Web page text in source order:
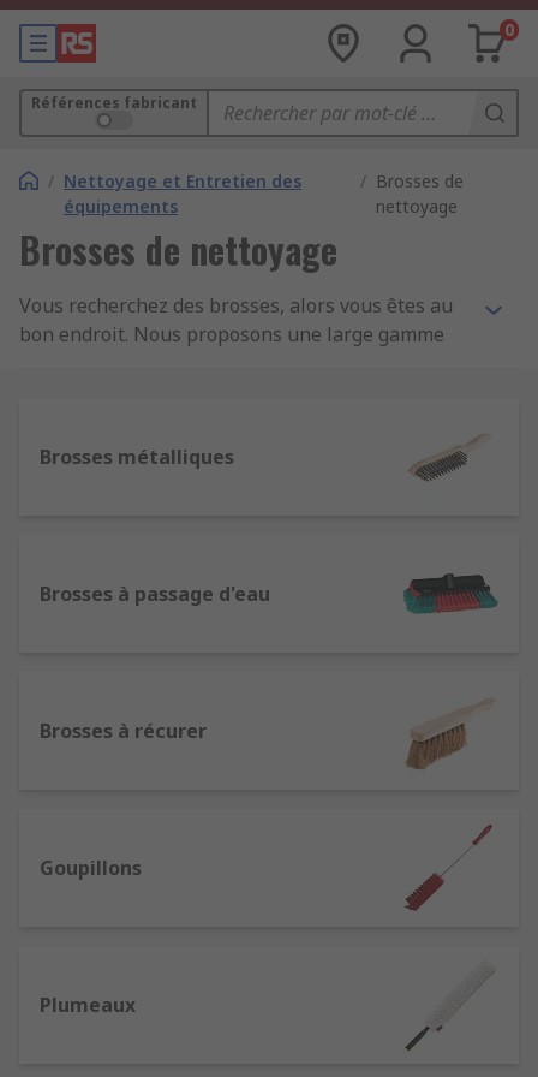
0
Références fabricant
/ Nettoyage et Entretien des
équipements
/ Brosses de
nettoyage
Brosses de nettoyage
Vous recherchez des brosses, alors vous êtes au
bon endroit. Nous proposons une large gamme
produits de haute qualité de grandes marques
Ecouvillons
Les brosses sont utilisées dans les applications
domestique.
Brosses métalliques
Brosses à passage d'eau
Brosses à récurer
Goupillons
Plumeaux